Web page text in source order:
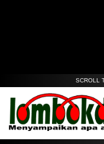
SCROLL